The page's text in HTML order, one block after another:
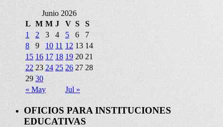
Junio 2026
L M M J V S S
« May Jul »
1 2 3 4 5 6
7
8
9 10 11 12 13 14
15 16 17 18 19 20 21
22 23 24 25 26 27 28
29 30
OFICIOS PARA INSTITUCIONES
EDUCATIVAS